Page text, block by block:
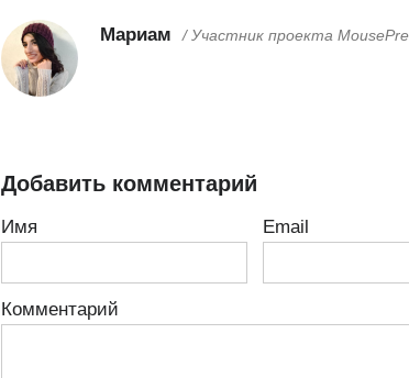
Мариам / Участник проекта
Добавить комментарий
Имя Email
Комментарий